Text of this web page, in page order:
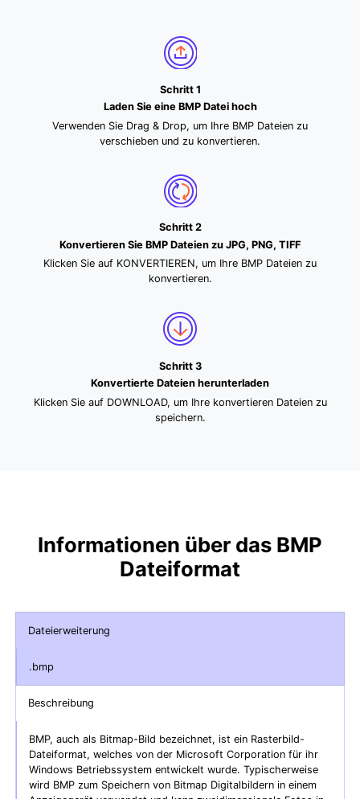
Schritt 1
Laden Sie eine BMP Datei hoch
Verwenden Sie Drag & Drop, um Ihre BMP Dateien zu
verschieben und zu konvertieren.
Schritt 2
Konvertieren Sie BMP Dateien zu JPG, PNG, TIFF
Klicken Sie auf KONVERTIEREN, um Ihre BMP Dateien zu
konvertieren.
Schritt 3
Konvertierte Dateien herunterladen
Klicken Sie auf DOWNLOAD, um Ihre konvertieren Dateien zu
speichern.
Informationen über das BMP
Dateiformat
Dateierweiterung
.bmp
Beschreibung
BMP, auch als Bitmap-Bild bezeichnet, ist ein Rasterbild-
Dateiformat, welches von der Microsoft Corporation für ihr
Windows Betriebssystem entwickelt wurde. Typischerweise
wird BMP zum Speichern von Bitmap Digitalbildern in einem